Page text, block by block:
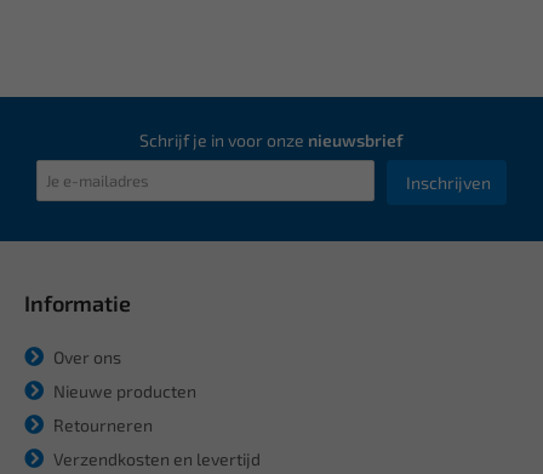
Schrijf je in voor onze nieuwsbrief
Inschrijven
Informatie
Over ons
Nieuwe producten
Retourneren
Verzendkosten en levertijd